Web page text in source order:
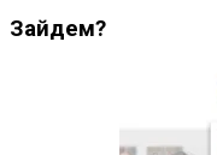
Зайдем?